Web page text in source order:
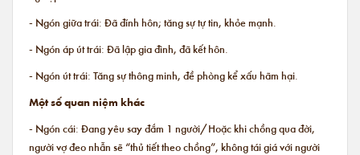
- Ngón giữa trái: Đã đính hôn; tăng sự tự tin, khỏe mạnh.
- Ngón áp út trái: Đã lập gia đình, đã kết hôn.
- Ngón út trái: Tăng sự thông minh, đề phòng kể xấu hãm hại.
Một số quan niệm khác
- Ngón cái: Đang yêu say đắm 1 người/Hoặc khi chồng qua đời,
người vợ đeo nhẫn sẽ “thủ tiết theo chồng”, không tái giá với người